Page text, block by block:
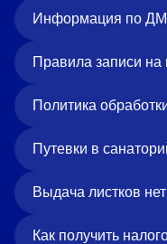
Информация по
Правила записи на
Политика
Путевки в
Выдача листков
Как получить